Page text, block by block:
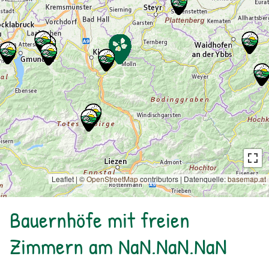
Leaflet | ©OpenStreetMapcontributors | Datenquelle:basemap.at
Bauernhöfe mit freien
Zimmern am NaN.NaN.NaN